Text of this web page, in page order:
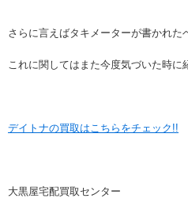
さらに言えばタキメーターが書かれた
これに関してはまた今度気づいた時に
デイトナの買取はこちらをチェック!!
大黒屋宅配買取センター